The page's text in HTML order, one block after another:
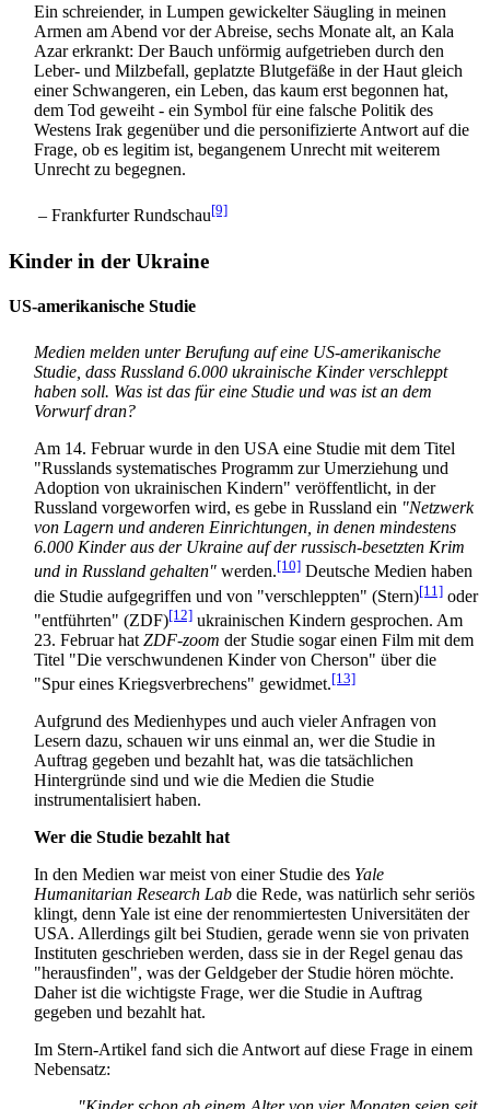
Ein schreiender, in Lumpen gewickelter Säugling in meinen
Armen am Abend vor der Abreise, sechs Monate alt, an Kala
Azar erkrankt: Der Bauch unförmig aufgetrieben durch den
Leber- und Milzbefall, geplatzte Blutgefäße in der Haut gleich
einer Schwangeren, ein Leben, das kaum erst begonnen hat,
dem Tod geweiht - ein Symbol für eine falsche Politik des
Westens Irak gegenüber und die personifizierte Antwort auf die
Frage, ob es legitim ist, begangenem Unrecht mit weiterem
Unrecht zu begegnen.
– Frankfurter Rundschau[9]
Kinder in der Ukraine
US-amerikanische Studie
Medien melden unter Berufung auf eine US-amerikanische
Studie, dass Russland 6.000 ukrainische Kinder verschleppt
haben soll. Was ist das für eine Studie und was ist an dem
Vorwurf dran?
Am 14. Februar wurde in den USA eine Studie mit dem Titel
"Russlands systematisches Programm zur Umerziehung und
Adoption von ukrainischen Kindern" veröffentlicht, in der
Russland vorgeworfen wird, es gebe in Russland ein "Netzwerk
von Lagern und anderen Einrichtungen, in denen mindestens
6.000 Kinder aus der Ukraine auf der russisch-besetzten Krim
und in Russland gehalten" werden.[10] Deutsche Medien haben
die Studie aufgegriffen und von "verschleppten" (Stern)[11] oder
"entführten" (ZDF)[12] ukrainischen Kindern gesprochen. Am
23. Februar hat ZDF-zoom der Studie sogar einen Film mit dem
Titel "Die verschwundenen Kinder von Cherson" über die
"Spur eines Kriegs­verbrechens" gewidmet.[13]
Aufgrund des Medienhypes und auch vieler Anfragen von
Lesern dazu, schauen wir uns einmal an, wer die Studie in
Auftrag gegeben und bezahlt hat, was die tatsächlichen
Hintergründe sind und wie die Medien die Studie
instrumentalisiert haben.
Wer die Studie bezahlt hat
In den Medien war meist von einer Studie des Yale
Humanitarian Research Lab die Rede, was natürlich sehr seriös
klingt, denn Yale ist eine der renommiertesten Universitäten der
USA. Allerdings gilt bei Studien, gerade wenn sie von privaten
Instituten geschrieben werden, dass sie in der Regel genau das
"herausfinden", was der Geldgeber der Studie hören möchte.
Daher ist die wichtigste Frage, wer die Studie in Auftrag
gegeben und bezahlt hat.
Im Stern-Artikel fand sich die Antwort auf diese Frage in einem
Nebensatz: